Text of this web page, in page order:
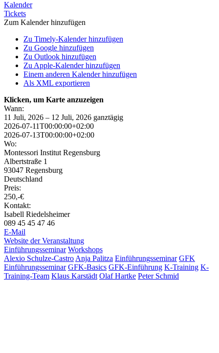
Kalender
Tickets
Zum Kalender hinzufügen
Zu Timely-Kalender hinzufügen
Zu Google hinzufügen
Zu Outlook hinzufügen
Zu Apple-Kalender hinzufügen
Einem anderen Kalender hinzufügen
Als XML exportieren
Klicken, um Karte anzuzeigen
Wann:
11 Juli, 2026 – 12 Juli, 2026 ganztägig
2026-07-11T00:00:00+02:00
2026-07-13T00:00:00+02:00
Wo:
Montessori Institut Regensburg
Albertstraße 1
93047 Regensburg
Deutschland
Preis:
250,-€
Kontakt:
Isabell Riedelsheimer
089 45 45 47 46
E-Mail
Website der Veranstaltung
Einführungsseminar Workshops
Alexio Schulze-CastroAnja Palitza Einführungsseminar GFK
Einführungsseminar GFK-Basics GFK-Einführung K-Training K-
Training-Team Klaus Karstädt Olaf Hartke Peter Schmid